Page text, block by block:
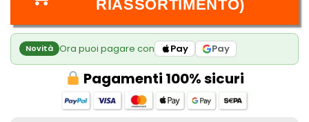
RIASSORTIMENTO)
Novità Ora puoi pagare con Pay Pay
Pagamenti 100% sicuri